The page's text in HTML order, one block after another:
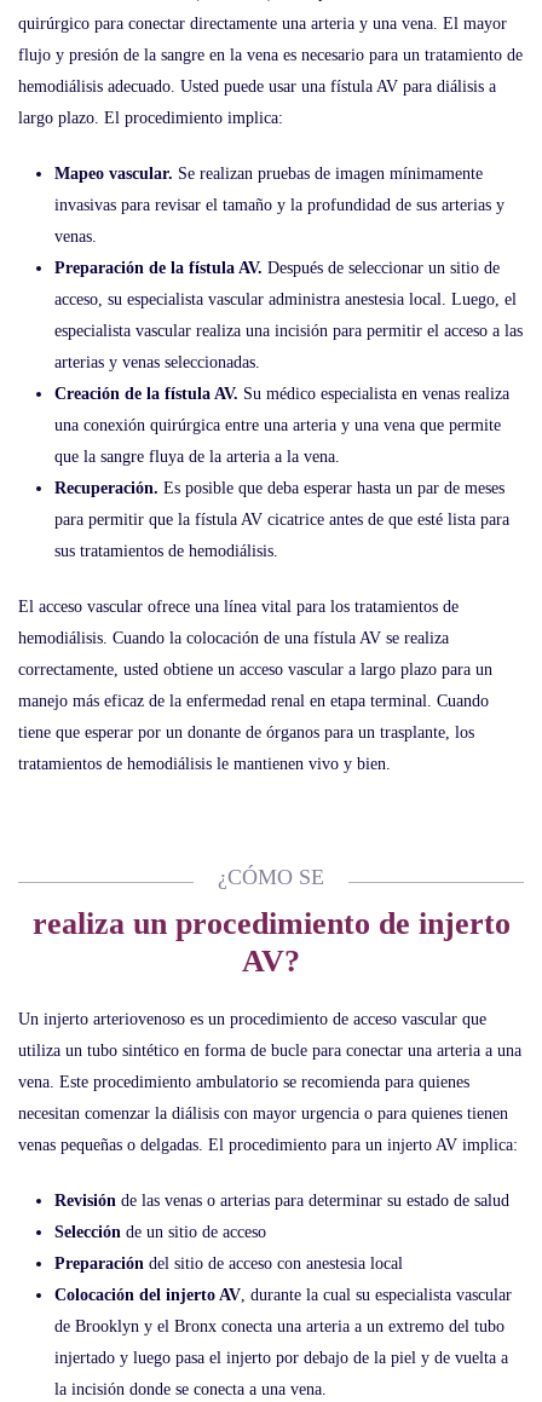
quirúrgico para conectar directamente una arteria y una vena. El mayor
flujo y presión de la sangre en la vena es necesario para un tratamiento de
hemodiálisis adecuado. Usted puede usar una fístula AV para diálisis a
largo plazo. El procedimiento implica:
Mapeo vascular. Se realizan pruebas de imagen mínimamente
invasivas para revisar el tamaño y la profundidad de sus arterias y
venas.
Preparación de la fístula AV. Después de seleccionar un sitio de
acceso, su especialista vascular administra anestesia local. Luego, el
especialista vascular realiza una incisión para permitir el acceso a las
arterias y venas seleccionadas.
Creación de la fístula AV. Su médico especialista en venas realiza
una conexión quirúrgica entre una arteria y una vena que permite
que la sangre fluya de la arteria a la vena.
Recuperación. Es posible que deba esperar hasta un par de meses
para permitir que la fístula AV cicatrice antes de que esté lista para
sus tratamientos de hemodiálisis.
El acceso vascular ofrece una línea vital para los tratamientos de
hemodiálisis. Cuando la colocación de una fístula AV se realiza
correctamente, usted obtiene un acceso vascular a largo plazo para un
manejo más eficaz de la enfermedad renal en etapa terminal. Cuando
tiene que esperar por un donante de órganos para un trasplante, los
tratamientos de hemodiálisis le mantienen vivo y bien.
¿CÓMO SE
realiza un procedimiento de injerto
AV?
Un injerto arteriovenoso es un procedimiento de acceso vascular que
utiliza un tubo sintético en forma de bucle para conectar una arteria a una
vena. Este procedimiento ambulatorio se recomienda para quienes
necesitan comenzar la diálisis con mayor urgencia o para quienes tienen
venas pequeñas o delgadas. El procedimiento para un injerto AV implica:
Revisión de las venas o arterias para determinar su estado de salud
Selección de un sitio de acceso
Preparación del sitio de acceso con anestesia local
Colocación del injerto AV, durante la cual su especialista vascular
de Brooklyn y el Bronx conecta una arteria a un extremo del tubo
injertado y luego pasa el injerto por debajo de la piel y de vuelta a
la incisión donde se conecta a una vena.